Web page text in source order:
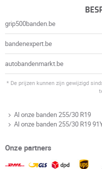
grip500banden.be
bandenexpert.be
autobandenmarkt.be
* De prijzen kunnen zijn gewijzigd
Al onze banden 255/30 R19
Al onze banden 255/30 R19
Onze partners